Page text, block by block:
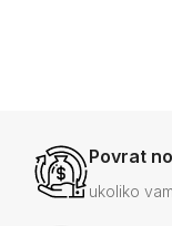
Povrat
ukoliko